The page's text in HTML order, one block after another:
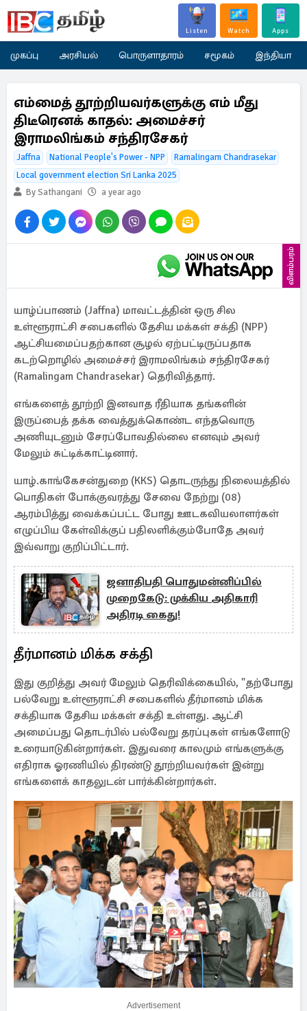
Listen Watch Apps
முகப்பு அரசியல் பொருளாதாரம் சமூகம் இந்தியா
எம்மைத் தூற்றியவர்களுக்கு எம் மீது
திடீரெனக் காதல்: அமைச்சர்
இராமலிங்கம் சந்திரசேகர்
Jaffna National People's Power - NPP
Ramalingam Chandrasekar
Local government election Sri Lanka 2025
By Sathangani
a year ago
விளம்பரம்
யாழ்ப்பாணம் (Jaffna) மாவட்டத்தின் ஒரு சில
உள்ளூராட்சி சபைகளில் தேசிய மக்கள் சக்தி (NPP)
ஆட்சியமைப்பதற்கான சூழல் ஏற்பட்டிருப்பதாக
கடற்றொழில் அமைச்சர் இராமலிங்கம் சந்திரசேகர்
(Ramalingam Chandrasekar) தெரிவித்தார்.
எங்களைத் தூற்றி இனவாத ரீதியாக தங்களின்
இருப்பைத் தக்க வைத்துக்கொண்ட எந்தவொரு
அணியுடனும் சேரப்போவதில்லை எனவும் அவர்
மேலும் சுட்டிக்காட்டினார்.
யாழ்.காங்கேசன்துறை (KKS) தொடருந்து நிலையத்தில்
பொதிகள் போக்குவரத்து சேவை நேற்று (08)
ஆரம்பித்து வைக்கப்பட்ட போது ஊடகவியலாளர்கள்
எழுப்பிய கேள்விக்குப் பதிலளிக்கும்போதே அவர்
இவ்வாறு குறிப்பிட்டார்.
ஜனாதிபதி பொதுமன்னிப்பில்
முறைகேடு: முக்கிய அதிகாரி
அதிரடி கைது!
தீர்மானம் மிக்க சக்தி
இது குறித்து அவர் மேலும் தெரிவிக்கையில், "தற்போது
பல்வேறு உள்ளூராட்சி சபைகளில் தீர்மானம் மிக்க
சக்தியாக தேசிய மக்கள் சக்தி உள்ளது. ஆட்சி
அமைப்பது தொடர்பில் பல்வேறு தரப்புகள் எங்களோடு
உரையாடுகின்றார்கள். இதுவரை காலமும் எங்களுக்கு
எதிராக ஓரணியில் திரண்டு தூற்றியவர்கள் இன்று
எங்களைக் காதலுடன் பார்க்கின்றார்கள்.
Advertisement